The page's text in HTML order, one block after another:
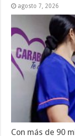
agosto 7, 2026
Con más de 90